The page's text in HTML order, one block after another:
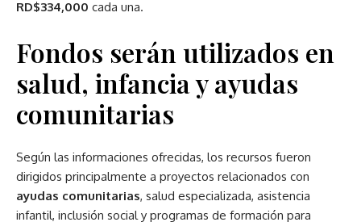
RD$334,000 cada una.
Fondos serán utilizados en
salud, infancia y ayudas
comunitarias
Según las informaciones ofrecidas, los recursos fueron
dirigidos principalmente a proyectos relacionados con
ayudas comunitarias, salud especializada, asistencia
infantil, inclusión social y programas de formación para